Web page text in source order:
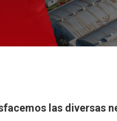
las diversas